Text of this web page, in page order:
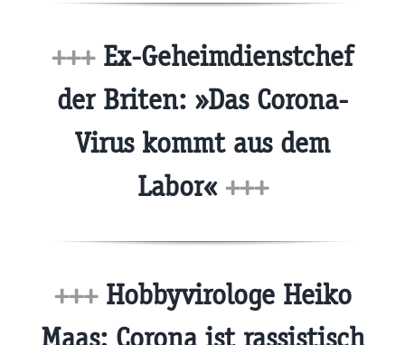
+++Ex-Geheimdienstchef
der Briten: »Das Corona-
Virus kommt aus dem
Labor« +++
+++Hobbyvirologe Heiko